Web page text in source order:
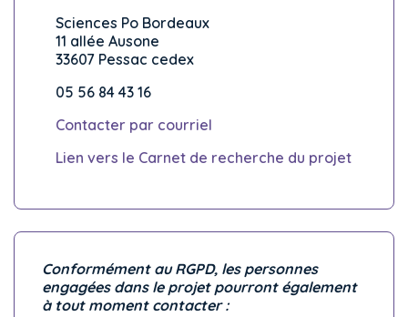
Sciences Po Bordeaux
11 allée Ausone
33607 Pessac cedex
05 56 84 43 16
Contacter par courriel
Lien vers le Carnet de recherche du projet
Conformément au RGPD, les personnes
engagées dans le projet pourront également
à tout moment contacter :